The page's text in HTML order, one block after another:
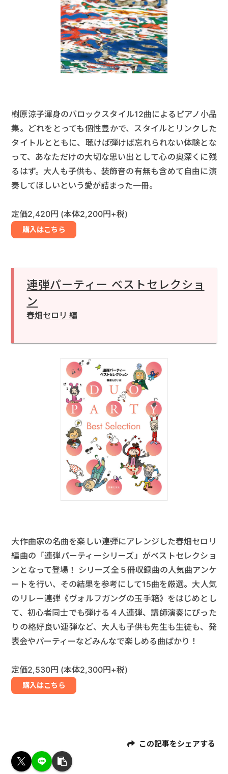
樹原涼子渾身のバロックスタイル12曲によるピアノ小品
集。どれをとっても個性豊かで、スタイルとリンクした
タイトルとともに、聴けば弾けば忘れられない体験とな
って、あなただけの大切な思い出として心の奥深くに残
るはず。大人も子供も、装飾音の有無も含めて自由に演
奏してほしいという愛が詰まった一冊。
定価2,420円 (本体2,200円+税)
購入はこちら
連弾パーティー ベストセレクショ
ン
春畑セロリ 編
大作曲家の名曲を楽しい連弾にアレンジした春畑セロリ
編曲の「連弾パーティーシリーズ」がベストセレクショ
ンとなって登場！ シリーズ全５冊収録曲の人気曲アンケ
ートを行い、その結果を参考にして15曲を厳選。大人気
のリレー連弾《ヴォルフガングの玉手箱》をはじめとし
て、初心者同士でも弾ける４人連弾、講師演奏にぴった
りの格好良い連弾など、大人も子供も先生も生徒も、発
表会やパーティーなどみんなで楽しめる曲ばかり！
定価2,530円 (本体2,300円+税)
購入はこちら
この記事をシェアする